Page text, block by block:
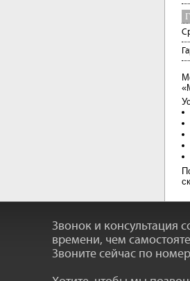
Звонок и консультация
времени, чем
Звоните сейчас по